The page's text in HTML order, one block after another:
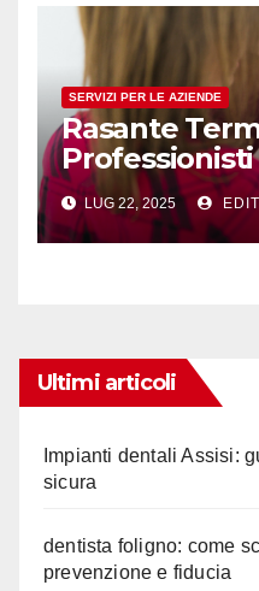
SERVIZI PER LE AZIENDE
Rasante
Isolamento
LUG 22, 2025
Ultimi articoli
Impianti dentali Assisi:
sicura
dentista foligno: come
prevenzione e fiducia